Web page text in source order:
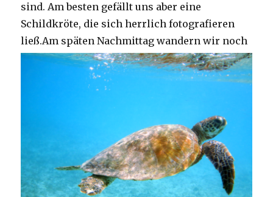
sind. Am besten gefällt uns aber eine
Schildkröte, die sich herrlich fotografieren
ließ.Am späten Nachmittag wandern wir noch